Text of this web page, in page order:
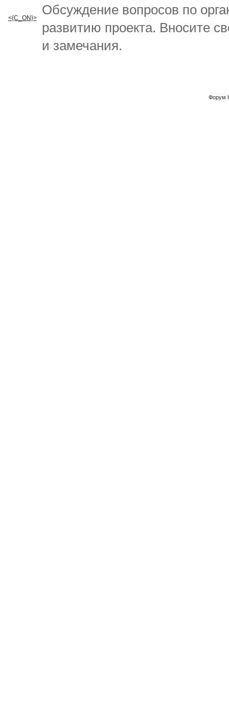
<{C_ON}>
Обсуждение вопросов по
развитию проекта. Вносите
и замечания.
Форум